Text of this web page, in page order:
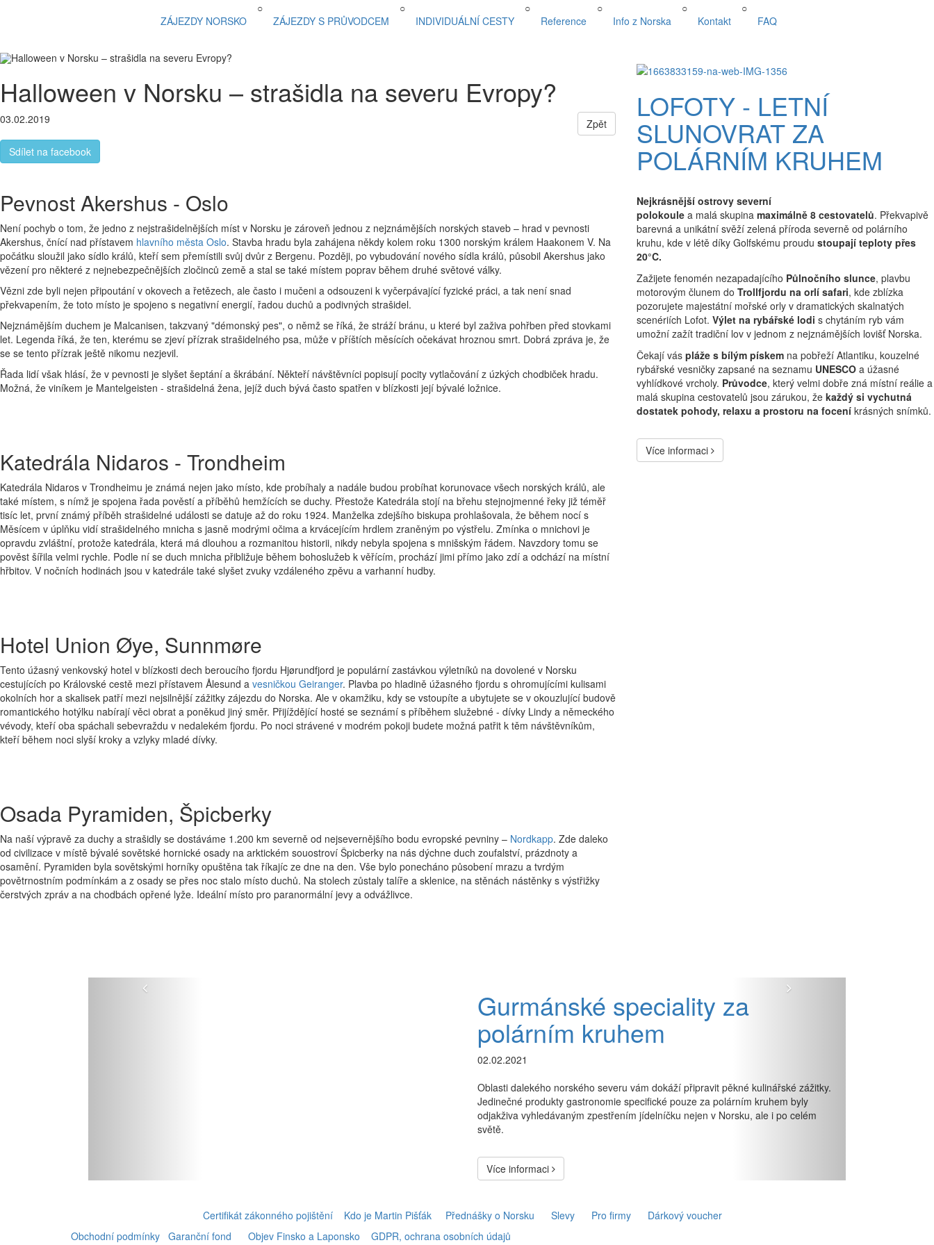
ZÁJEZDY NORSKO
○
ZÁJEZDY S PRŮVODCEM
○
INDIVIDUÁLNÍ CESTY
○
Reference
○
Info z Norska
○
Kontakt
○
FAQ
Letecky Malá skupina cestovatelůPohodlné ubytování
Halloween v Norsku – strašidla na severu Evropy?
03.02.2019
Zpět
Sdílet na facebook
Pevnost Akershus - Oslo
Není pochyb o tom, že jedno z nejstrašidelnějších míst v Norsku je zároveň jednou z nejznámějších norských staveb – hrad v pevnosti
Akershus, čnící nad přístavem hlavního města Oslo. Stavba hradu byla zahájena někdy kolem roku 1300 norským králem Haakonem V. Na
počátku sloužil jako sídlo králů, kteří sem přemístili svůj dvůr z Bergenu. Později, po vybudování nového sídla králů, působil Akershus jako
vězení pro některé z nejnebezpečnějších zločinců země a stal se také místem poprav během druhé světové války.
Vězni zde byli nejen připoutání v okovech a řetězech, ale často i mučeni a odsouzeni k vyčerpávající fyzické práci, a tak není snad
překvapením, že toto místo je spojeno s negativní energií, řadou duchů a podivných strašidel.
Nejznámějším duchem je Malcanisen, takzvaný "démonský pes", o němž se říká, že stráží bránu, u které byl zaživa pohřben před stovkami
let. Legenda říká, že ten, kterému se zjeví přízrak strašidelného psa, může v příštích měsících očekávat hroznou smrt. Dobrá zpráva je, že
se se tento přízrak ještě nikomu nezjevil.
Řada lidí však hlásí, že v pevnosti je slyšet šeptání a škrábání. Někteří návštěvníci popisují pocity vytlačování z úzkých chodbiček hradu.
Možná, že viníkem je Mantelgeisten - strašidelná žena, jejíž duch bývá často spatřen v blízkosti její bývalé ložnice.
Katedrála Nidaros - Trondheim
Katedrála Nidaros v Trondheimu je známá nejen jako místo, kde probíhaly a nadále budou probíhat korunovace všech norských králů, ale
také místem, s nímž je spojena řada pověstí a příběhů hemžících se duchy. Přestože Katedrála stojí na břehu stejnojmenné řeky již téměř
tisíc let, první známý příběh strašidelné události se datuje až do roku 1924. Manželka zdejšího biskupa prohlašovala, že během nocí s
Měsícem v úplňku vidí strašidelného mnicha s jasně modrými očima a krvácejícím hrdlem zraněným po výstřelu. Zmínka o mnichovi je
opravdu zvláštní, protože katedrála, která má dlouhou a rozmanitou historii, nikdy nebyla spojena s mnišským řádem. Navzdory tomu se
pověst šířila velmi rychle. Podle ní se duch mnicha přibližuje během bohoslužeb k věřícím, prochází jimi přímo jako zdí a odchází na místní
hřbitov. V nočních hodinách jsou v katedrále také slyšet zvuky vzdáleného zpěvu a varhanní hudby.
Hotel Union Øye, Sunnmøre
Tento úžasný venkovský hotel v blízkosti dech beroucího fjordu Hjørundfjord je populární zastávkou výletníků na dovolené v Norsku
cestujících po Královské cestě mezi přístavem Ålesund a vesničkou Geiranger. Plavba po hladině úžasného fjordu s ohromujícími kulisami
okolních hor a skalisek patří mezi nejsilnější zážitky zájezdu do Norska. Ale v okamžiku, kdy se vstoupíte a ubytujete se v okouzlující budově
romantického hotýlku nabírají věci obrat a poněkud jiný směr. Přijíždějící hosté se seznámí s příběhem služebné - dívky Lindy a německého
vévody, kteří oba spáchali sebevraždu v nedalekém fjordu. Po noci strávené v modrém pokoji budete možná patřit k těm návštěvníkům,
kteří během noci slyší kroky a vzlyky mladé dívky.
Osada Pyramiden, Špicberky
Na naší výpravě za duchy a strašidly se dostáváme 1.200 km severně od nejsevernějšího bodu evropské pevniny – Nordkapp. Zde daleko
od civilizace v místě bývalé sovětské hornické osady na arktickém souostroví Špicberky na nás dýchne duch zoufalství, prázdnoty a
osamění. Pyramiden byla sovětskými horníky opuštěna tak říkajíc ze dne na den. Vše bylo ponecháno působení mrazu a tvrdým
povětrnostním podmínkám a z osady se přes noc stalo místo duchů. Na stolech zůstaly talíře a sklenice, na stěnách nástěnky s výstřižky
čerstvých zpráv a na chodbách opřené lyže. Ideální místo pro paranormální jevy a odvážlivce.
LOFOTY - LETNÍ
SLUNOVRAT ZA
POLÁRNÍM KRUHEM
Nejkrásnější ostrovy severní
polokoule a malá skupina maximálně 8 cestovatelů. Překvapivě
barevná a unikátní svěží zelená příroda severně od polárního
kruhu, kde v létě díky Golfskému proudu stoupají teploty přes
20°C.
Zažijete fenomén nezapadajícího Půlnočního slunce, plavbu
motorovým člunem do Trollfjordu na orlí safari, kde zblízka
pozorujete majestátní mořské orly v dramatických skalnatých
scenériích Lofot. Výlet na rybářské lodi s chytáním ryb vám
umožní zažít tradiční lov v jednom z nejznámějších lovišť Norska.
Čekají vás pláže s bílým pískem na pobřeží Atlantiku, kouzelné
rybářské vesničky zapsané na seznamu UNESCO a úžasné
vyhlídkové vrcholy. Průvodce, který velmi dobře zná místní reálie a
malá skupina cestovatelů jsou zárukou, že každý si vychutná
dostatek pohody, relaxu a prostoru na focení krásných snímků.
Více informaci
Gurmánské speciality za
polárním kruhem
02.02.2021
Oblasti dalekého norského severu vám dokáží připravit pěkné kulinářské zážitky.
Jedinečné produkty gastronomie specifické pouze za polárním kruhem byly
odjakživa vyhledávaným zpestřením jídelníčku nejen v Norsku, ale i po celém
světě.
Více informaci
Předchozí Další
Certifikát zákonného pojištění Kdo je Martin Pišťák Přednášky o Norsku Slevy Pro firmy
Dárkový voucher
Obchodní podmínky Garanční fond Objev Finsko a Laponsko GDPR, ochrana osobních údajů